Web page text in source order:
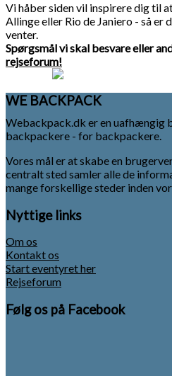
Vi håber siden vil inspirere dig til
Allinge eller Rio de Janiero - så er
venter.
Spørgsmål vi skal besvare eller
rejseforum!
WE BACKPACK
Webackpack.dk er en uafhængig
backpackere - for backpackere.
Vores mål er at skabe en
centralt sted samler alle de
mange forskellige steder inden
Nyttige links
Om os
Kontakt os
Start eventyret her
Rejseforum
Følg os på Facebook